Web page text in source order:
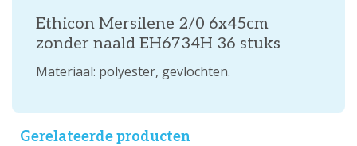
Ethicon Mersilene 2/0 6x45cm
zonder naald EH6734H 36 stuks
Materiaal: polyester, gevlochten.
Gerelateerde producten